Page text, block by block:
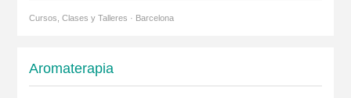
Cursos, Clases y Talleres · Barcelona
Aromaterapia